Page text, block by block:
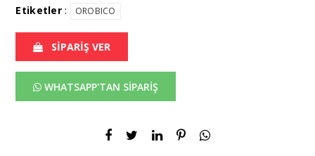
Etiketler: OROBICO
SİPARİŞ VER
WHATSAPP'TAN SİPARİŞ